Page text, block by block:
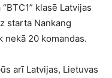
klasē Latvijas
starta Nankang
nekā 20 komandas.
arī Latvijas, Lietuvas